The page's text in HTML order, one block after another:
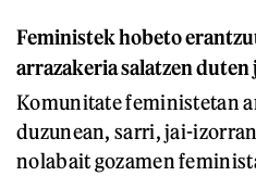
Feministek hobeto
arrazakeria salatzen
Komunitate feministetan
duzunean, sarri, jai-
nolabait gozamen